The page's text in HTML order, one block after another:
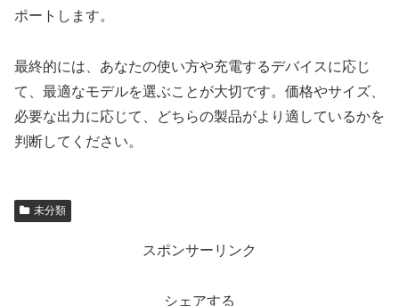
ポートします。
最終的には、あなたの使い方や充電するデバイスに応じ
て、最適なモデルを選ぶことが大切です。価格やサイズ、
必要な出力に応じて、どちらの製品がより適しているかを
判断してください。
未分類
スポンサーリンク
シェアする